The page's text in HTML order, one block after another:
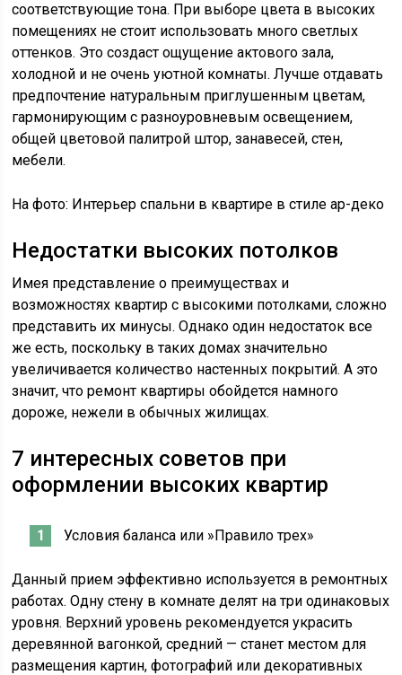
соответствующие тона. При выборе цвета в высоких
помещениях не стоит использовать много светлых
оттенков. Это создаст ощущение актового зала,
холодной и не очень уютной комнаты. Лучше отдавать
предпочтение натуральным приглушенным цветам,
гармонирующим с разноуровневым освещением,
общей цветовой палитрой штор, занавесей, стен,
мебели.
На фото: Интерьер спальни в квартире в стиле ар-деко
Недостатки высоких потолков
Имея представление о преимуществах и
возможностях квартир с высокими потолками, сложно
представить их минусы. Однако один недостаток все
же есть, поскольку в таких домах значительно
увеличивается количество настенных покрытий. А это
значит, что ремонт квартиры обойдется намного
дороже, нежели в обычных жилищах.
7 интересных советов при
оформлении высоких квартир
Условия баланса или »Правило трех»
Данный прием эффективно используется в ремонтных
работах. Одну стену в комнате делят на три одинаковых
уровня. Верхний уровень рекомендуется украсить
деревянной вагонкой, средний — станет местом для
размещения картин, фотографий или декоративных